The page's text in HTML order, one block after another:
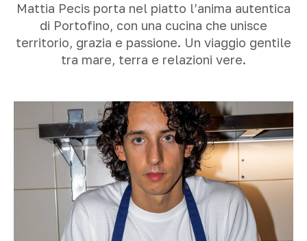
Mattia Pecis porta nel piatto l’anima autentica
di Portofino, con una cucina che unisce
territorio, grazia e passione. Un viaggio gentile
tra mare, terra e relazioni vere.